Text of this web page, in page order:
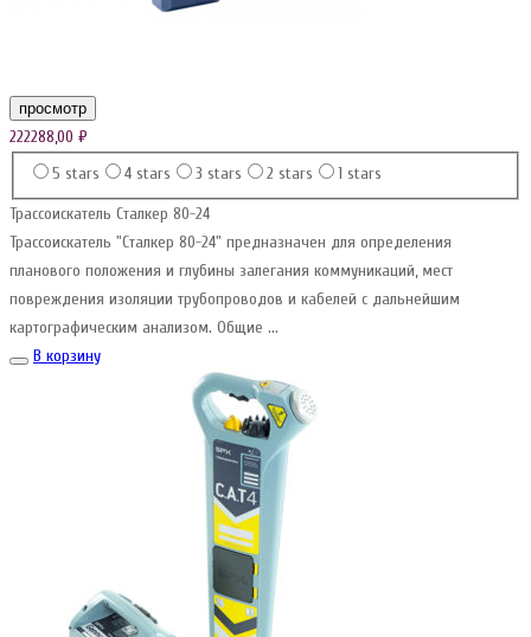
просмотр
222288,00 ₽
5 stars
4 stars 3 stars 2 stars 1 stars
Трассоискатель Сталкер 80-24
Трассоискатель "Сталкер 80-24" предназначен для определения
планового положения и глубины залегания коммуникаций, мест
повреждения изоляции трубопроводов и кабелей с дальнейшим
картографическим анализом. Общие ...
В корзину